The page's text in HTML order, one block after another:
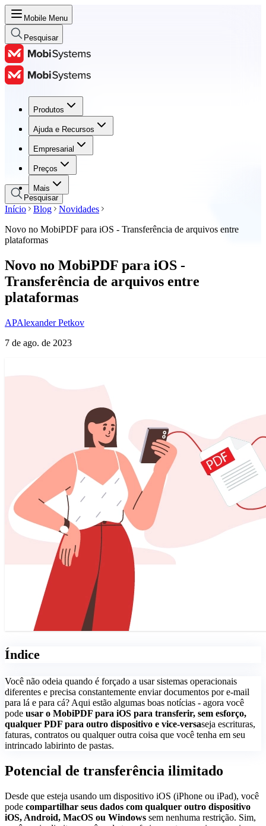
Mobile Menu
Pesquisar
Produtos
Ajuda e Recursos
Empresarial
Preços
Mais
Produtos
Ajuda e Recursos
Empresarial
Preços
Pesquisar
Início Blog
Novidades
Novo no MobiPDF para iOS - Transferência de arquivos entre
plataformas
Novo no MobiPDF para iOS -
Transferência de arquivos entre
plataformas
APAlexander Petkov
7 de ago. de 2023
Índice
Você não odeia quando é forçado a usar sistemas operacionais
diferentes e precisa constantemente enviar documentos por e-mail
para lá e para cá? Aqui estão algumas boas notícias - agora você
pode usar o MobiPDF para iOS para transferir, sem esforço,
qualquer PDF para outro dispositivo e vice-versaseja escrituras,
faturas, contratos ou qualquer outra coisa que você tenha em seu
intrincado labirinto de pastas.
Potencial de transferência ilimitado
Desde que esteja usando um dispositivo iOS (iPhone ou iPad), você
pode compartilhar seus dados com qualquer outro dispositivo
iOS, Android, MacOS ou Windows sem nenhuma restrição. Sim,